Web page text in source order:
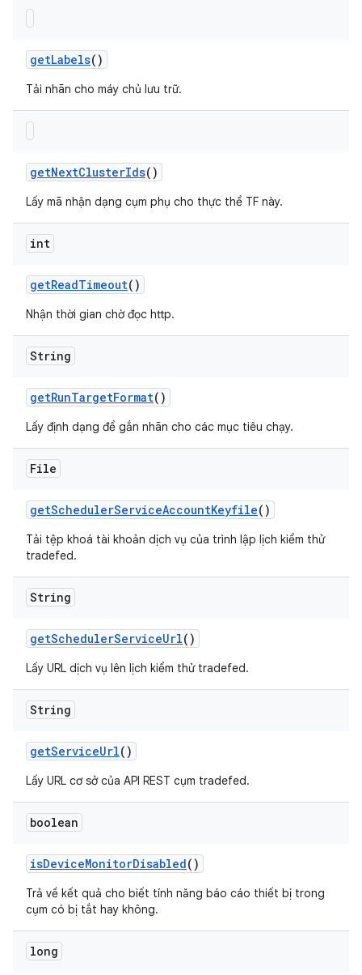
getLabels()
Tải nhãn cho máy chủ lưu trữ.
getNextClusterIds()
Lấy mã nhận dạng cụm phụ cho thực thể TF này.
int
getReadTimeout()
Nhận thời gian chờ đọc http.
String
getRunTargetFormat()
Lấy định dạng để gắn nhãn cho các mục tiêu chạy.
File
getSchedulerServiceAccountKeyfile()
Tải tệp khoá tài khoản dịch vụ của trình lập lịch kiểm thử
tradefed.
String
getSchedulerServiceUrl()
Lấy URL dịch vụ lên lịch kiểm thử tradefed.
String
getServiceUrl()
Lấy URL cơ sở của API REST cụm tradefed.
boolean
isDeviceMonitorDisabled()
Trả về kết quả cho biết tính năng báo cáo thiết bị trong
cụm có bị tắt hay không.
long